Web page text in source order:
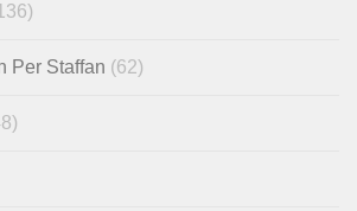
Per Staffan (62)